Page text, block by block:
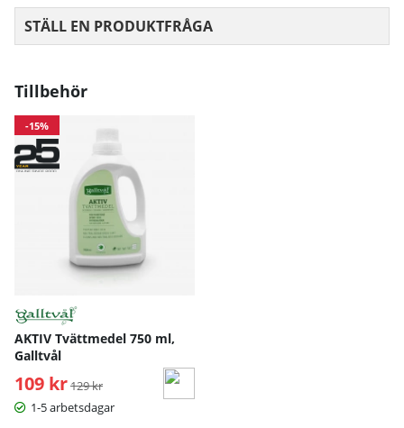
STÄLL EN PRODUKTFRÅGA
Tillbehör
-15%
AKTIV Tvättmedel 750 ml,
Galltvål
109 kr Ordinarie pris:
129 kr
1-5 arbetsdagar